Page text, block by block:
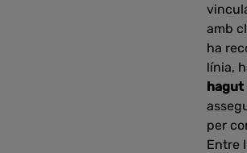
amb
ha
línia,
hagut
per
Entre